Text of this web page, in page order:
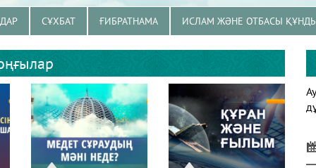
СҰХБАТ ҒИБРАТНАМА ИСЛАМ ЖӘНЕ ОТБАСЫ